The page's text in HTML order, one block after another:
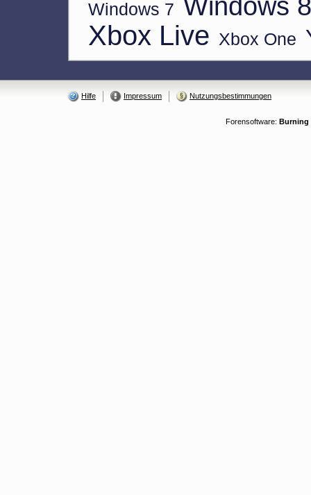
Windows 7 Windows 8
Xbox Live Xbox One
Hilfe Impressum Nutzungsbestimmungen
Forensoftware: